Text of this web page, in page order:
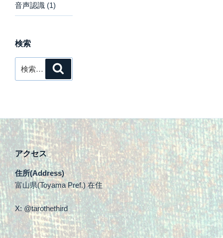
音声認識 (1)
検索
索:
アクセス
住所(Address)
富山県(Toyama Pref.) 在住
X: @tarothethird